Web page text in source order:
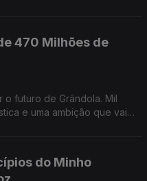
470 Milhões de
e uma ambição que vai
do Minho